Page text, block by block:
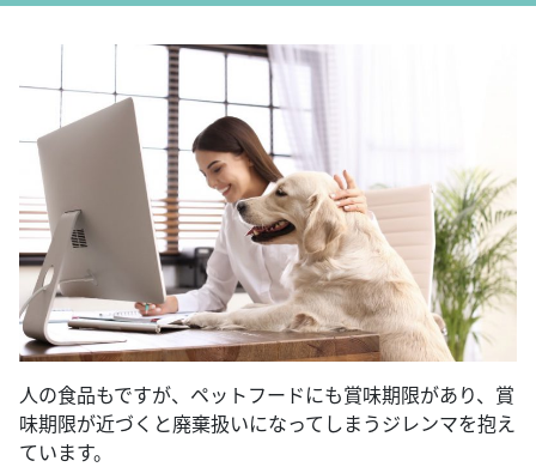
人の食品もですが、ペットフードにも賞味期限があり、賞
味期限が近づくと廃棄扱いになってしまうジレンマを抱え
ています。